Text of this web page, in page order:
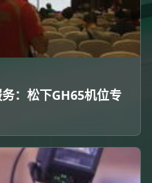
：松下GH65机位专